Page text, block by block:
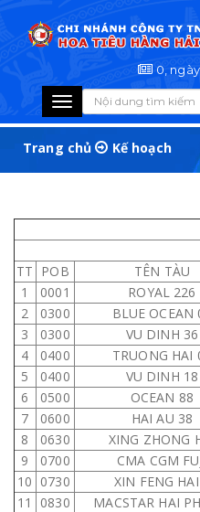
0,
Toggle
navigation
Trang chủ Kế hoạch
TT POB TÊN TÀU
1
0001 ROYAL 226
2
0300 BLUE OCEAN
3
0300 VU DINH 36
4
0400 TRUONG HAI
5
0400 VU DINH 18
6
0500 OCEAN 88
7
0600 HAI AU 38
8
0630 XING ZHONG
9
0700 CMA CGM
10 0730 XIN FENG
11
0830 MACSTAR HAI